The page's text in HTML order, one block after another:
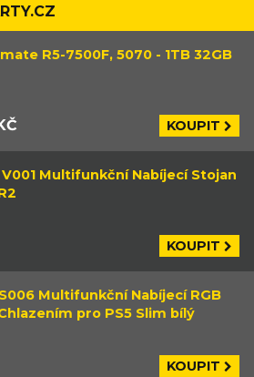
R5-7500F, 5070 - 1TB 32GB
KOUPIT
V001 Multifunkční Nabíjecí Stojan
KOUPIT
Multifunkční Nabíjecí RGB
pro PS5 Slim bílý
KOUPIT